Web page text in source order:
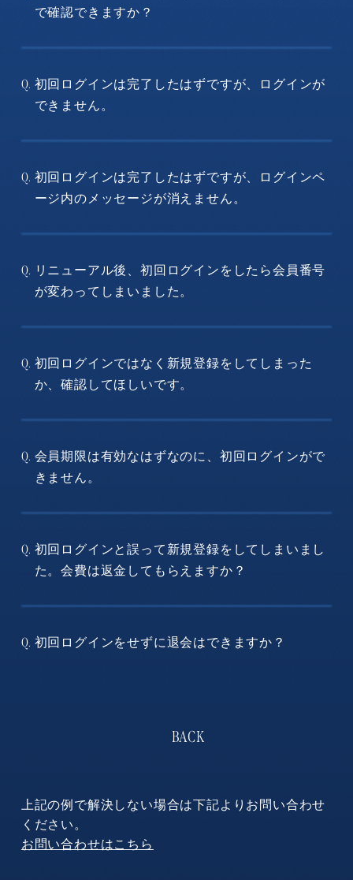
で確認できますか？
Q. 初回ログインは完了したはずですが、ログインが
できません。
Q. 初回ログインは完了したはずですが、ログインペ
ージ内のメッセージが消えません。
Q. リニューアル後、初回ログインをしたら会員番号
が変わってしまいました。
Q. 初回ログインではなく新規登録をしてしまった
か、確認してほしいです。
Q. 会員期限は有効なはずなのに、初回ログインがで
きません。
Q. 初回ログインと誤って新規登録をしてしまいまし
た。会費は返金してもらえますか？
Q. 初回ログインをせずに退会はできますか？
上記の例で解決しない場合は下記よりお問い合わせ
ください。
お問い合わせはこちら